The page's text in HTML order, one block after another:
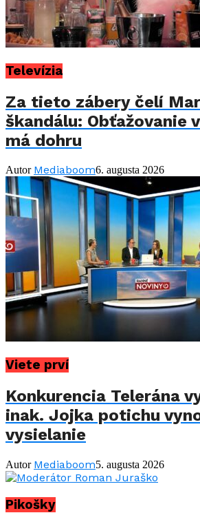
Televízia
Za tieto zábery čelí
škandálu: Obťažovanie
má dohru
Autor Mediaboom6. augusta 2026
Viete prví
Konkurencia Telerána
inak. Jojka potichu
vysielanie
Autor Mediaboom5. augusta 2026
Pikošky